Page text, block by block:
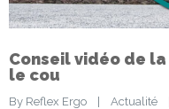
Conseil vidéo de
le cou
By Reflex Ergo | Actualité